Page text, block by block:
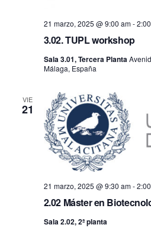
3.02. TUPL workshop
21 marzo, 2025 @ 9:00 am-
Sala 3.01, Tercera Planta
Málaga, España
VIE
21
2.02 Máster en
21 marzo, 2025 @ 9:30 am-
Sala 2.02, 2ª planta